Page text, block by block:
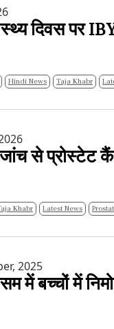
दिवस पर
Hindi News Taja Khabr
से प्रोस्टेट
Khabr Latest News
2025
में बच्चों में